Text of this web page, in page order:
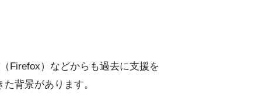
Firefox）などからも過去に支援を
背景があります。